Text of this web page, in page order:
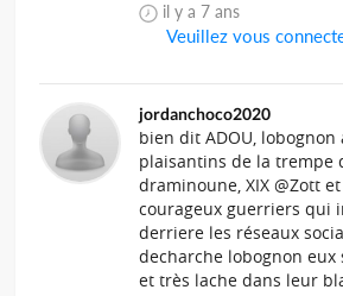
il y a 7 ans
Veuillez vous
jordanchoco2020
bien dit ADOU,
plaisantins de la trempe
draminoune, XIX @Zott
courageux guerriers qui
derriere les réseaux
decharche lobognon
et très lache dans leur